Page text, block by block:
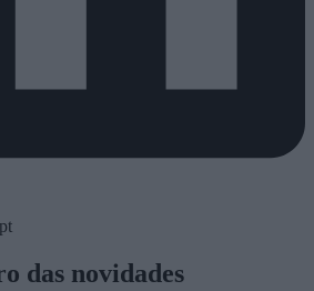
das novidades